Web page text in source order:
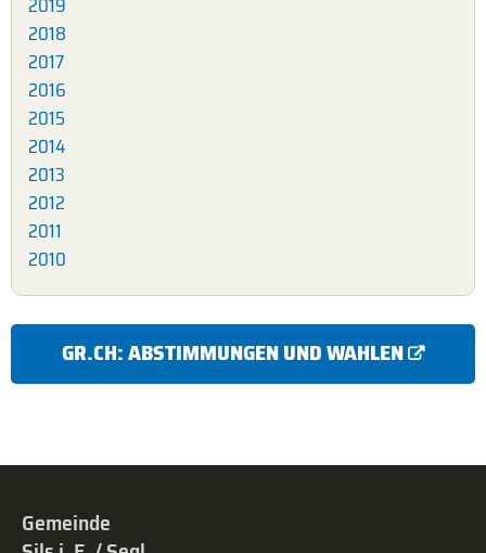
2018
2017
2016
2015
2014
2013
2012
2011
2010
GR.CH: ABSTIMMUNGEN UND WAHLEN
Gemeinde